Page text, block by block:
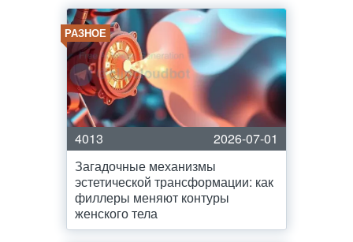
РАЗНОЕ
4013
2026-07-01
Загадочные механизмы
эстетической трансформации: как
филлеры меняют контуры
женского тела